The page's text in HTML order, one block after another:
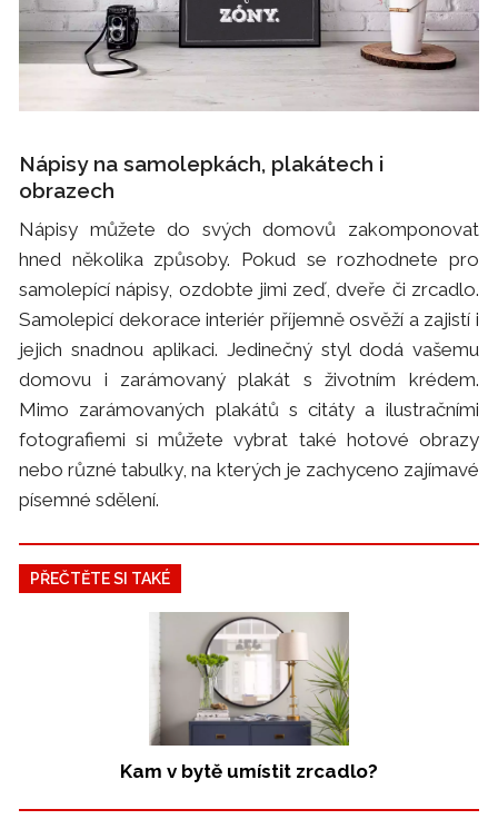
Nápisy na samolepkách, plakátech i
obrazech
Nápisy můžete do svých domovů zakomponovat
hned několika způsoby. Pokud se rozhodnete pro
samolepící nápisy, ozdobte jimi zeď, dveře či zrcadlo.
Samolepicí dekorace interiér příjemně osvěží a zajistí i
jejich snadnou aplikaci. Jedinečný styl dodá vašemu
domovu i zarámovaný plakát s životním krédem.
Mimo zarámovaných plakátů s citáty a ilustračními
fotografiemi si můžete vybrat také hotové obrazy
nebo různé tabulky, na kterých je zachyceno zajímavé
písemné sdělení.
PŘEČTĚTE SI TAKÉ
Kam v bytě umístit zrcadlo?